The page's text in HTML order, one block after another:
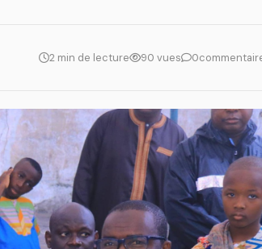
2 min de lecture 90 vues 0